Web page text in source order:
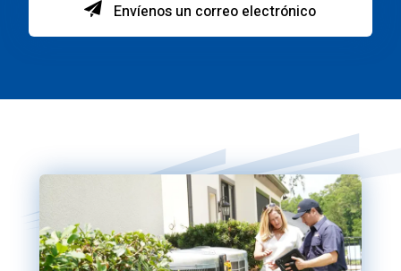
Envíenos un correo electrónico